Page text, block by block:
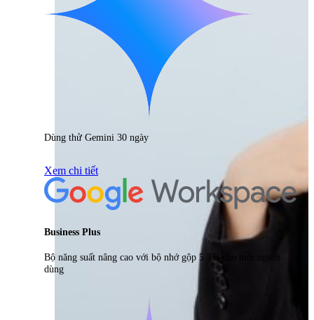
Dùng thử Gemini 30 ngày
Xem chi tiết
Business Plus
Bộ năng suất nâng cao với bộ nhớ gộp 5 TB cho mỗi người
dùng